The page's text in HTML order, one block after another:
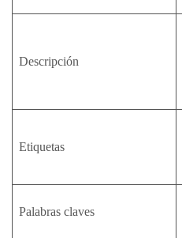
Descripción
Etiquetas
Palabras claves